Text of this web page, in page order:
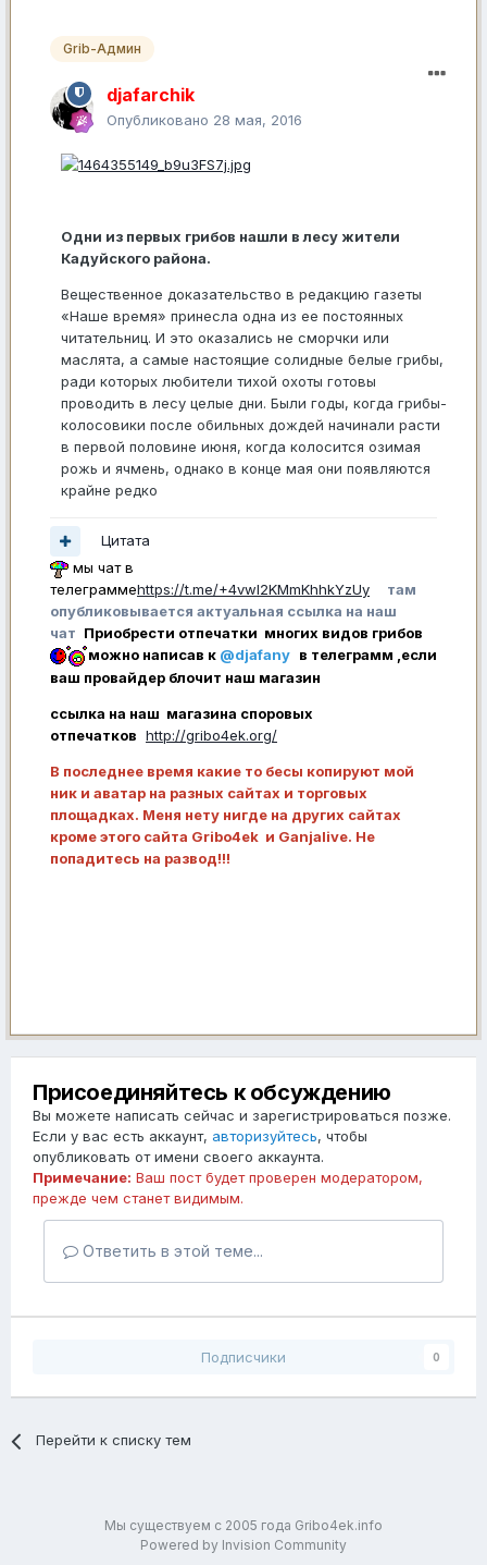
Grib-Админ
djafarchik
Опубликовано 28 мая, 2016
Одни из первых грибов нашли в лесу жители
Кадуйского района.
Вещественное доказательство в редакцию газеты
«Наше время» принесла одна из ее постоянных
читательниц. И это оказались не сморчки или
маслята, а самые настоящие солидные белые грибы,
ради которых любители тихой охоты готовы
проводить в лесу целые дни. Были годы, когда грибы-
колосовики после обильных дождей начинали расти
в первой половине июня, когда колосится озимая
рожь и ячмень, однако в конце мая они появляются
крайне редко
Цитата
мы чат в
телеграммеhttps://t.me/+4vwl2KMmKhhkYzUy
там
опубликовывается актуальная ссылка на наш
чат Приобрести отпечатки многих видов грибов
можно написав к @djafany в телеграмм ,если
ваш провайдер блочит наш магазин
ссылка на наш магазина споровых
отпечатков http://gribo4ek.org/
В последнее время какие то бесы копируют мой
ник и аватар на разных сайтах и торговых
площадках. Меня нету нигде на других сайтах
кроме этого сайта Gribo4ek и Ganjalive. Не
попадитесь на развод!!!
Присоединяйтесь к обсуждению
Вы можете написать сейчас и зарегистрироваться позже.
Если у вас есть аккаунт, авторизуйтесь, чтобы
опубликовать от имени своего аккаунта.
Примечание: Ваш пост будет проверен модератором,
прежде чем станет видимым.
Ответить в этой теме...
Подписчики 0
Перейти к списку тем
Мы существуем с 2005 года Gribo4ek.info
Powered by Invision Community